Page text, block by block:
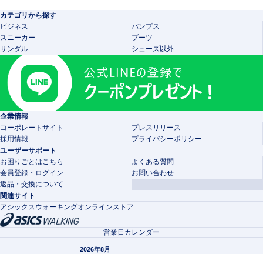
カテゴリから探す
ビジネス
パンプス
スニーカー
ブーツ
サンダル
シューズ以外
企業情報
コーポレートサイト
プレスリリース
採用情報
プライバシーポリシー
ユーザーサポート
お困りごとはこちら
よくある質問
会員登録・ログイン
お問い合わせ
返品・交換について
関連サイト
アシックスウォーキングオンラインストア
営業日カレンダー
2026年8月